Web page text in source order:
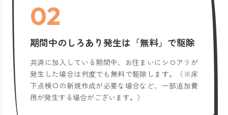
02
期間中のしろあり発生は「無料」で駆除
共済に加入している期間中、お住まいにシロアリが
発生した場合は何度でも無料で駆除します。（※床
下点検口の新規作成が必要な場合など、一部追加費
用が発生する場合がございます。）